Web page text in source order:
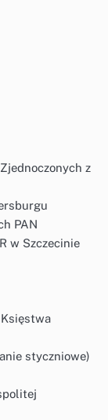
z
PAN
w Szczecinie
styczniowe)